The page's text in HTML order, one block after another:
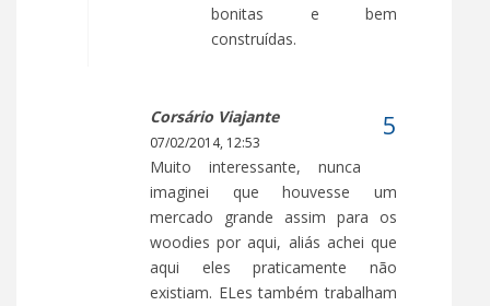
bonitas e bem
construídas.
Corsário Viajante
07/02/2014, 12:53
Muito interessante, nunca
imaginei que houvesse um
mercado grande assim para os
woodies por aqui, aliás achei que
aqui eles praticamente não
existiam. ELes também trabalham